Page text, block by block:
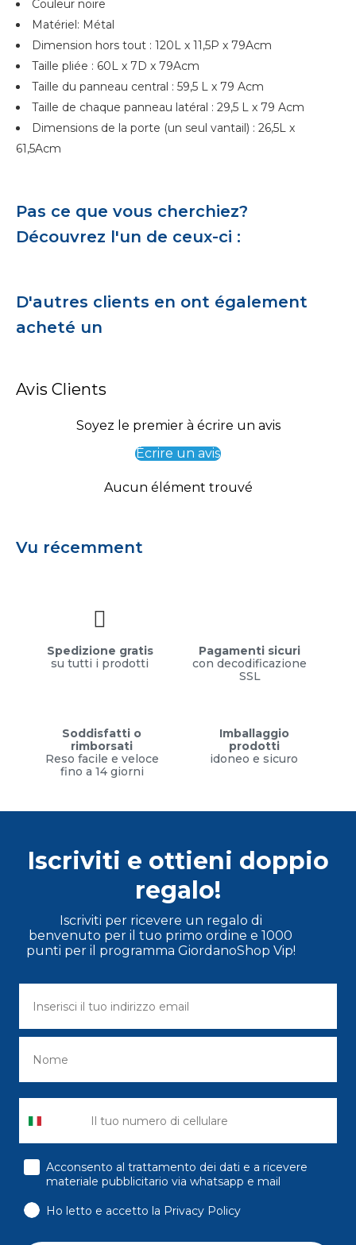
Couleur noire
Matériel: Métal
Dimension hors tout : 120L x 11,5P x 79Acm
Taille pliée : 60L x 7D x 79Acm
Taille du panneau central : 59,5 L x 79 Acm
Taille de chaque panneau latéral : 29,5 L x 79 Acm
Dimensions de la porte (un seul vantail) : 26,5L x
61,5Acm
Pas ce que vous cherchiez?
Découvrez l'un de ceux-ci :
D'autres clients en ont également
acheté un
Avis Clients
Soyez le premier à écrire un avis
Écrire un avis
Aucun élément trouvé
Vu récemment
Spedizione gratis
su tutti i prodotti
Pagamenti sicuri
con decodificazione
SSL
Soddisfatti o
rimborsati
Reso facile e veloce
fino a 14 giorni
Imballaggio
prodotti
idoneo e sicuro
Iscriviti e ottieni doppio
regalo!
Iscriviti per ricevere un regalo di
benvenuto per il tuo primo ordine e 1000
punti per il programma GiordanoShop Vip!
consenso
Acconsento al trattamento dei dati e a ricevere
materiale pubblicitario via whatsapp e mail
Ho letto e accetto la Privacy Policy